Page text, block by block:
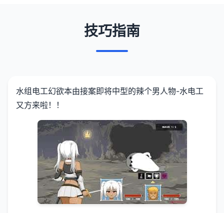
技巧指南
水组电工幻欲本由接案即将中型的辣个男人物-水电工
又方来啦！！